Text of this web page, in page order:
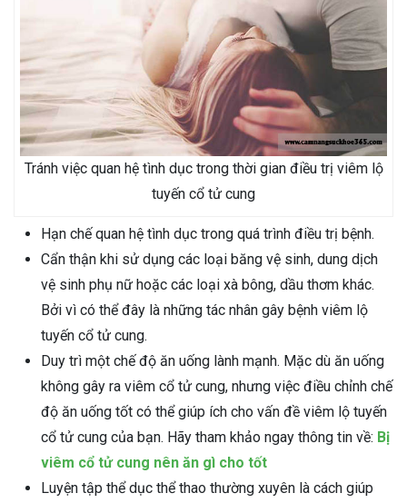
Tránh việc quan hệ tình dục trong thời gian điều trị viêm lộ
tuyến cổ tử cung
Hạn chế quan hệ tình dục trong quá trình điều trị bệnh.
Cẩn thận khi sử dụng các loại băng vệ sinh, dung dịch
vệ sinh phụ nữ hoặc các loại xà bông, dầu thơm khác.
Bởi vì có thể đây là những tác nhân gây bệnh viêm lộ
tuyến cổ tử cung.
Duy trì một chế độ ăn uống lành mạnh. Mặc dù ăn uống
không gây ra viêm cổ tử cung, nhưng việc điều chỉnh chế
độ ăn uống tốt có thể giúp ích cho vấn đề viêm lộ tuyến
cổ tử cung của bạn. Hãy tham khảo ngay thông tin về: Bị
viêm cổ tử cung nên ăn gì cho tốt
Luyện tập thể dục thể thao thường xuyên là cách giúp